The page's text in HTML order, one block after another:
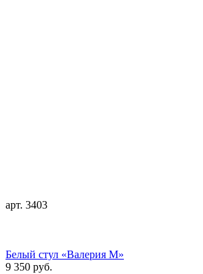
арт. 3403
Белый стул «Валерия М»
9 350 руб.